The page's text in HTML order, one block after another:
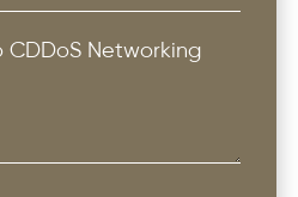
Networking